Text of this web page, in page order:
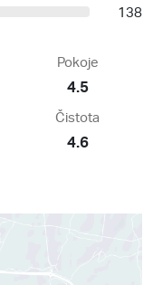
138
Pokoje
4.5
Čistota
4.6